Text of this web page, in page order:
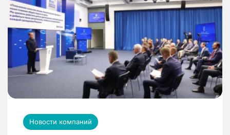
Новости компаний